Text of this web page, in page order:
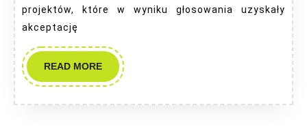
projektów, które w wyniku głosowania uzyskały
akceptację
READ MOREREAD
MORE